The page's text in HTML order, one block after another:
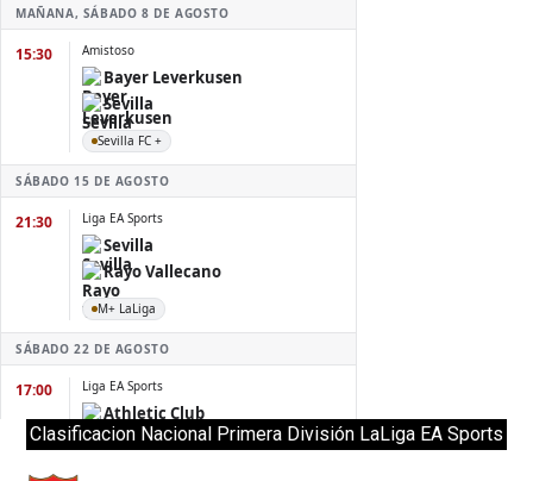
Clasificacion Nacional Primera División LaLiga EA Sports